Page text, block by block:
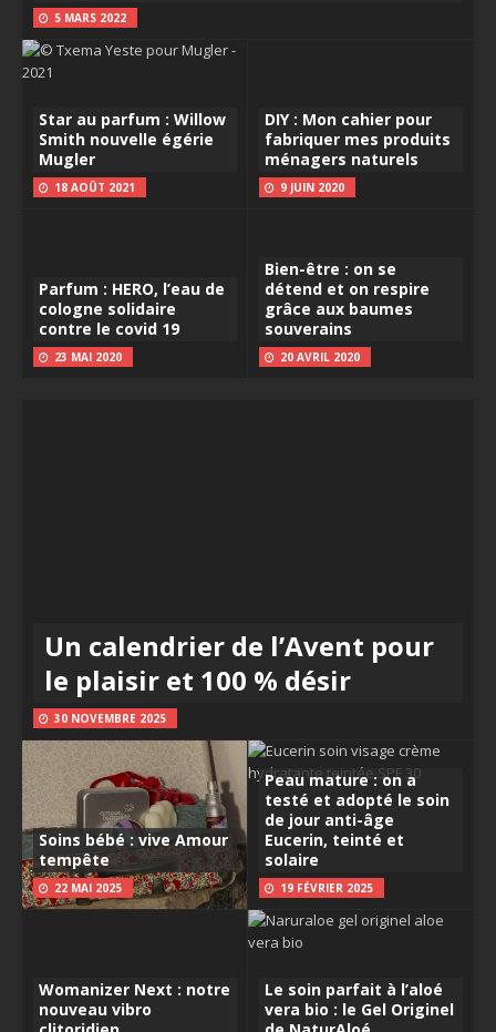
5 MARS 2022
Star au parfum : Willow
Smith nouvelle égérie
Mugler
18 AOÛT 2021
DIY : Mon cahier pour
fabriquer mes produits
ménagers naturels
9 JUIN 2020
Parfum : HERO, l’eau de
cologne solidaire
contre le covid 19
23 MAI 2020
Bien-être : on se
détend et on respire
grâce aux baumes
souverains
20 AVRIL 2020
Un calendrier de l’Avent pour
le plaisir et 100 % désir
30 NOVEMBRE 2025
Soins bébé : vive Amour
tempête
22 MAI 2025
Peau mature : on a
testé et adopté le soin
de jour anti-âge
Eucerin, teinté et
solaire
19 FÉVRIER 2025
Womanizer Next : notre
nouveau vibro
Le soin parfait à l’aloé
vera bio : le Gel Originel